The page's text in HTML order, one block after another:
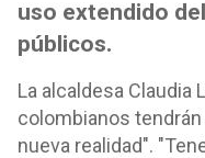
uso extendido
públicos.
La alcaldesa Claudia
colombianos
nueva realidad".